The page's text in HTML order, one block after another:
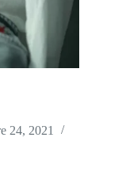
24, 2021